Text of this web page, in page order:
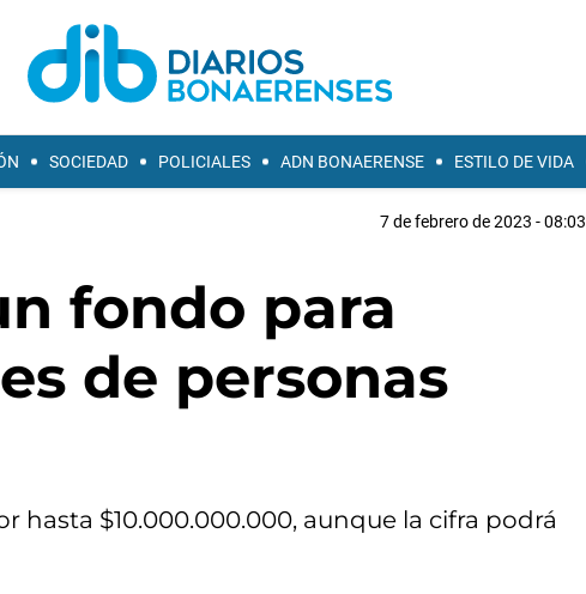
SOCIEDAD POLICIALES ADN BONAERENSE ESTILO DE VIDA
7 de febrero de 2023 - 08:03
fondo para
de personas
hasta $10.000.000.000, aunque la cifra podrá